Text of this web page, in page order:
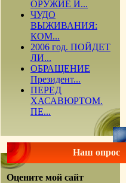
ОРУЖИЕ И...
ЧУДО
ВЫЖИВАНИЯ:
КОМ...
2006 год. ПОЙДЕТ
ЛИ...
ОБРАЩЕНИЕ
Президент...
ПЕРЕД
ХАСАВЮРТОМ.
ПЕ...
Наш опрос
Оцените мой сайт